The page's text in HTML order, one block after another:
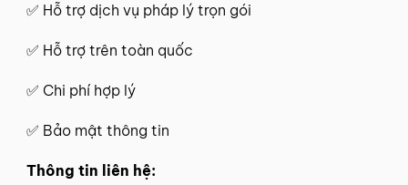
✅ Hỗ trợ dịch vụ pháp lý trọn gói
✅ Hỗ trợ trên toàn quốc
✅ Chi phí hợp lý
✅ Bảo mật thông tin
Thông tin liên hệ: